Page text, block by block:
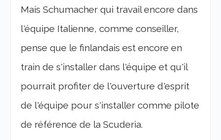
Mais Schumacher qui travail encore dans
l'équipe Italienne, comme conseiller,
pense que le finlandais est encore en
train de s'installer dans l'équipe et qu'il
pourrait profiter de l'ouverture d'esprit
de l'équipe pour s'installer comme pilote
de référence de la Scuderia.